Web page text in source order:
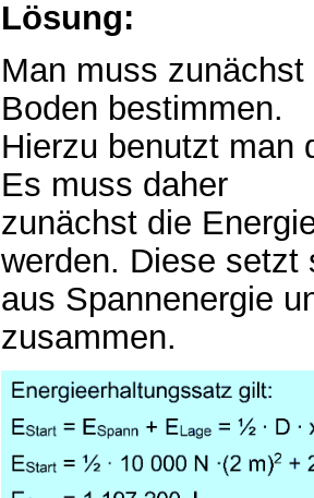
Lösung:
Man muss
Boden bestimmen.
Hierzu benutzt man
Es muss daher
zunächst die
werden. Diese setzt
aus Spannenergie
zusammen.